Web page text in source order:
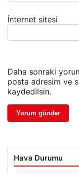
İnternet sitesi
Daha sonraki
posta adresim ve
kaydedilsin.
Hava Durumu